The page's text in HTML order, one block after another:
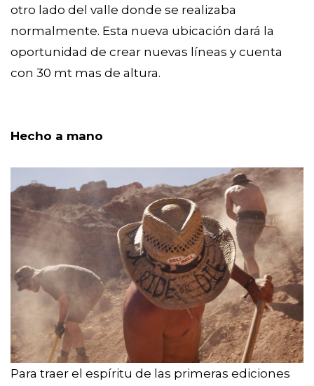
otro lado del valle donde se realizaba
normalmente. Esta nueva ubicación dará la
oportunidad de crear nuevas líneas y cuenta
con 30 mt mas de altura.
Hecho a mano
Para traer el espíritu de las primeras ediciones